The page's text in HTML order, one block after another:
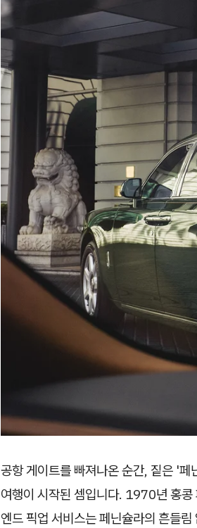
공항 게이트를 빠져나온 순간, 짙은 '
여행이 시작된 셈입니다. 1970년 홍콩
엔드 픽업 서비스는 페닌슐라의 흔들